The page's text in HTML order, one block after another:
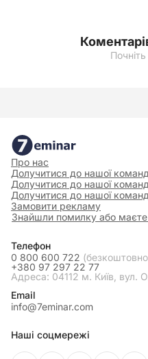
Про нас
Долучитися до нашої
Долучитися до нашої
Долучитися до нашої
Замовити рекламу
Знайшли помилку або маєте
Телефон
0 800 600 722 (безкоштовно
+380 97 297 22 77
Адреса: 04112 м. Київ, вул.
Email
info@7eminar.com
Наші соцмережі